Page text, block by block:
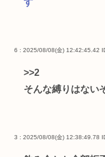
す
6 : 2025/08/08(金) 12:42:45.42
>>2
そんな縛りはない
3 : 2025/08/08(金) 12:38:49.78